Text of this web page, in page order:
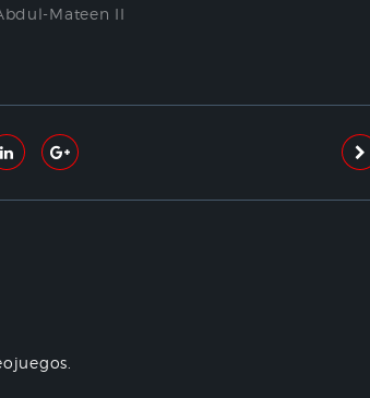
Mateen II